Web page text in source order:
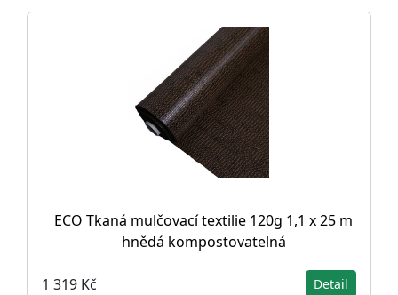
ECO Tkaná mulčovací textilie 120g 1,1 x 25 m
hnědá kompostovatelná
1 319 Kč Detail